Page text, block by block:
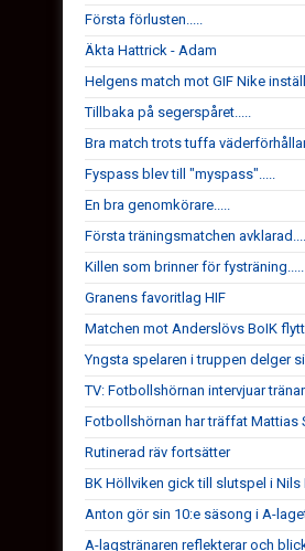
Första förlusten.....
Äkta Hattrick - Adam
Helgens match mot GIF Nike
Tillbaka på segerspåret.....
Bra match trots tuffa
Fyspass blev till "myspass".....
En bra genomkörare.....
Första träningsmatchen
Killen som brinner för fysträning.....
Granens favoritlag HIF
Matchen mot Anderslövs BoIK
Yngsta spelaren i truppen delger
TV: Fotbollshörnan intervjuar
Fotbollshörnan har träffat Mattias
Rutinerad räv fortsätter
BK Höllviken gick till slutspel i
Anton gör sin 10:e säsong i A-
A-lagstränaren reflekterar och